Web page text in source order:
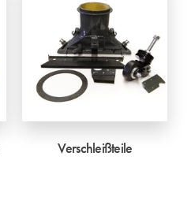
Verschleißteile